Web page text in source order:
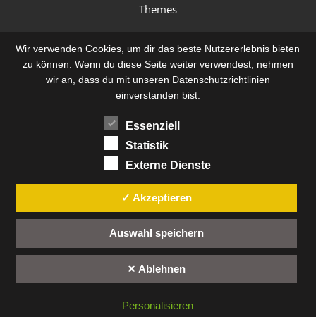
Themes
Wir verwenden Cookies, um dir das beste Nutzererlebnis bieten
zu können. Wenn du diese Seite weiter verwendest, nehmen
wir an, dass du mit unseren Datenschutzrichtlinien
einverstanden bist.
Essenziell
Statistik
Externe Dienste
✓ Akzeptieren
Auswahl speichern
✕ Ablehnen
Personalisieren